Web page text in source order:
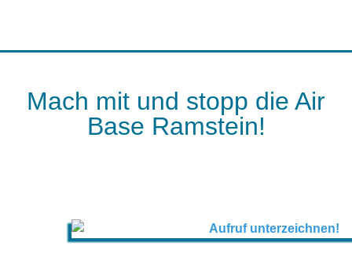
Mach mit und stopp die Air
Base Ramstein!